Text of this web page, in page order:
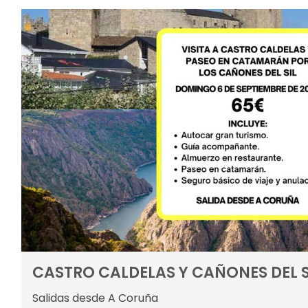
CASTRO CALDELAS Y CAÑONES DEL
Salidas desde A Coruña